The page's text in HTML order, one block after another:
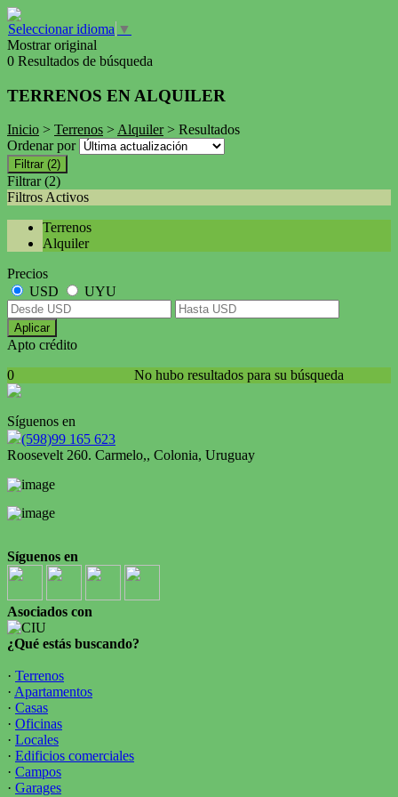
Seleccionar idioma ▼
Mostrar original
0 Resultados de búsqueda
TERRENOS EN ALQUILER
Inicio > Terrenos >Alquiler> Resultados
Ordenar por
Filtrar (2)
Filtrar (2)
Filtros Activos
Terrenos
Alquiler
Precios
USD
UYU
Aplicar
Apto crédito
No hubo resultados para su búsqueda
0
Síguenos en
(598)99 165 623
Roosevelt 260. Carmelo,, Colonia, Uruguay
Síguenos en
Asociados con
¿Qué estás buscando?
· Terrenos
· Apartamentos
· Casas
· Oficinas
· Locales
· Edificios comerciales
· Campos
· Garages